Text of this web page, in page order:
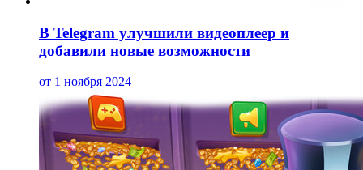
В Telegram улучшили видеоплеер и
добавили новые возможности
от 1 ноября 2024